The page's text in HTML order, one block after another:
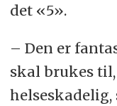
det «5».
– Den er
skal brukes
helseskadelig,